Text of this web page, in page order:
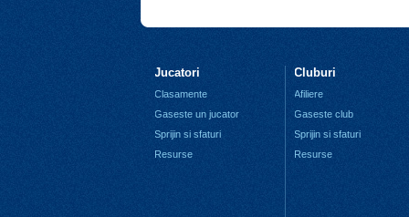
Jucatori
Clasamente
Gaseste un jucator
Sprijin si sfaturi
Resurse
Cluburi
Afiliere
Gaseste club
Sprijin si sfaturi
Resurse